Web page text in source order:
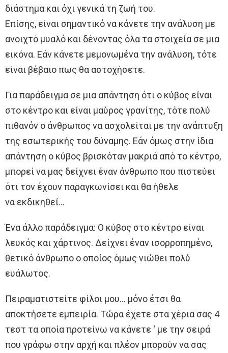
διάστημα και όχι γενικά τη ζωή του.
Επίσης, είναι σημαντικό να κάνετε την ανάλυση με
ανοιχτό μυαλό και δένοντας όλα τα στοιχεία σε μια
εικόνα. Εάν κάνετε μεμονωμένα την ανάλυση, τότε
είναι βέβαιο πως θα αστοχήσετε.
Για παράδειγμα σε μια απάντηση ότι ο κύβος είναι
στο κέντρο και είναι μαύρος γρανίτης, τότε πολύ
πιθανόν ο άνθρωπος να ασχολείται με την ανάπτυξη
της εσωτερικής του δύναμης. Εάν όμως στην ίδια
απάντηση ο κύβος βρισκόταν μακριά από το κέντρο,
μπορεί να μας δείχνει έναν άνθρωπο που πιστεύει
ότι τον έχουν παραγκωνίσει και θα ήθελε
να εκδικηθεί…
Ένα άλλο παράδειγμα: Ο κύβος στο κέντρο είναι
λευκός και χάρτινος. Δείχνει έναν ισορροπημένο,
θετικό άνθρωπο ο οποίος όμως νιώθει πολύ
ευάλωτος.
Πειραματιστείτε φίλοι μου… μόνο έτσι θα
αποκτήσετε εμπειρία. Τώρα έχετε στα χέρια σας 4
τεστ τα οποία προτείνω να κάνετε ‘ με την σειρά
που γράφω στην αρχή και πλέον μπορούν να σας